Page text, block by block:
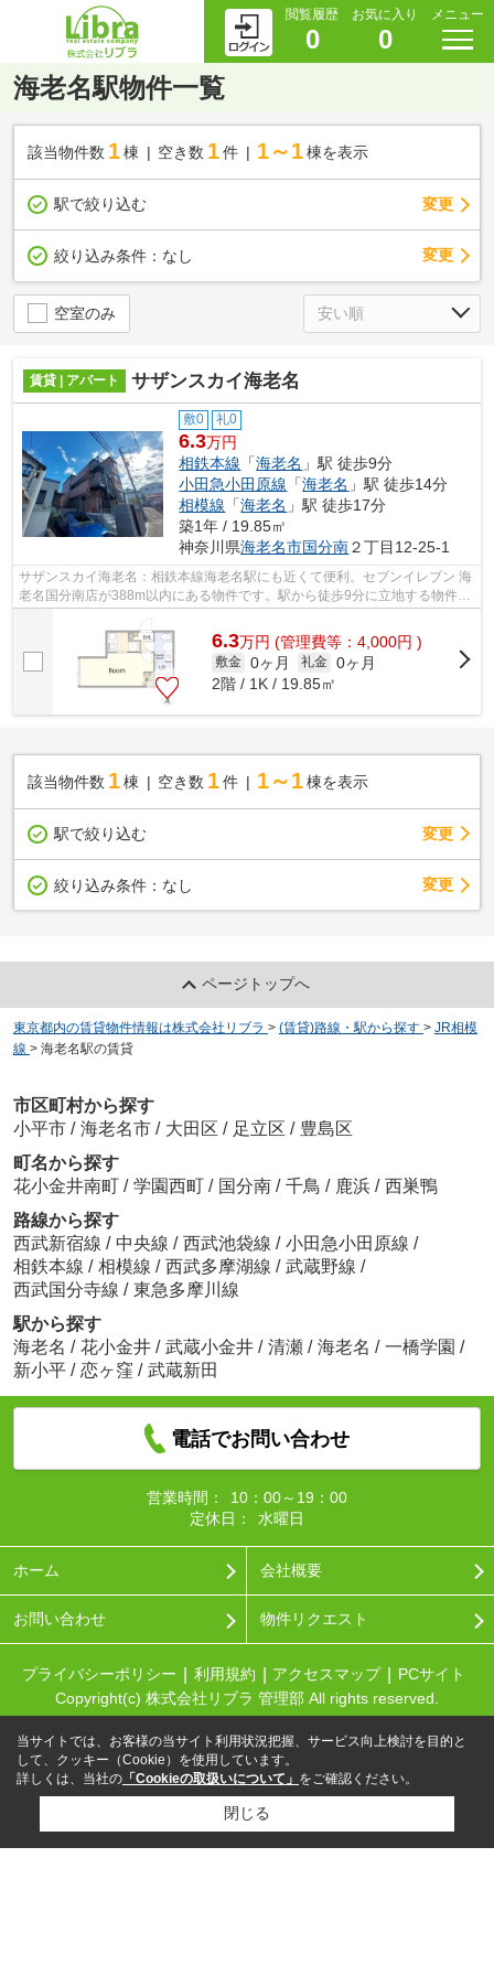
閲覧履歴
0
お気に入り
0
メニュー
海老名駅物件一覧
該当物件数 1棟 空き数 1 件 1～1 棟を表示
駅で絞り込む 変更
絞り込み条件： なし 変更
空室のみ
賃貸 | アパート サザンスカイ海老名
敷0 礼0
6.3万円
相鉄本線 「海老名 」駅 徒歩9分
小田急小田原線 「海老名 」駅 徒歩14分
相模線 「海老名 」駅 徒歩17分
築1年 / 19.85㎡
神奈川県海老名市国分南２丁目12-25-1
サザンスカイ海老名：相鉄本線海老名駅にも近くて便利。セブンイレブン 海
老名国分南店が388m以内にある物件です。駅から徒歩9分に立地する物件で
6.3万円 (管理費等：4,000円 )
敷金 0ヶ月 礼金 0ヶ月
2階 / 1K / 19.85㎡
該当物件数 1棟 空き数 1 件 1～1 棟を表示
駅で絞り込む 変更
絞り込み条件： なし 変更
ページトップへ
東京都内の賃貸物件情報は株式会社リブラ > (賃貸)路線・駅から探す > JR相模
線 > 海老名駅の賃貸
市区町村から探す
小平市 / 海老名市 / 大田区 / 足立区 / 豊島区
町名から探す
花小金井南町 / 学園西町 / 国分南 / 千鳥 / 鹿浜 / 西巣鴨
路線から探す
西武新宿線 / 中央線 / 西武池袋線 / 小田急小田原線 /
相鉄本線 / 相模線 / 西武多摩湖線 / 武蔵野線 /
西武国分寺線 / 東急多摩川線
駅から探す
海老名 / 花小金井 / 武蔵小金井 / 清瀬 / 海老名 / 一橋学園 /
新小平 / 恋ヶ窪 / 武蔵新田
電話でお問い合わせ
営業時間：
10：00～19：00
定休日：
水曜日
ホーム 会社概要
お問い合わせ 物件リクエスト
プライバシーポリシー 利用規約 アクセスマップ
PCサイト
Copyright(c) 株式会社リブラ 管理部 All rights reserved.
当サイトでは、お客様の当サイト利用状況把握、サービス向上検討を目的と
して、クッキー（Cookie）を使用しています。
詳しくは、当社の 「Cookieの取扱いについて」 をご確認ください。
閉じる